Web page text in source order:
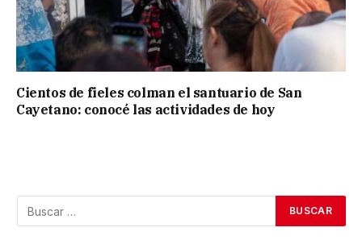
Cientos de fieles colman el santuario de San
Cayetano: conocé las actividades de hoy